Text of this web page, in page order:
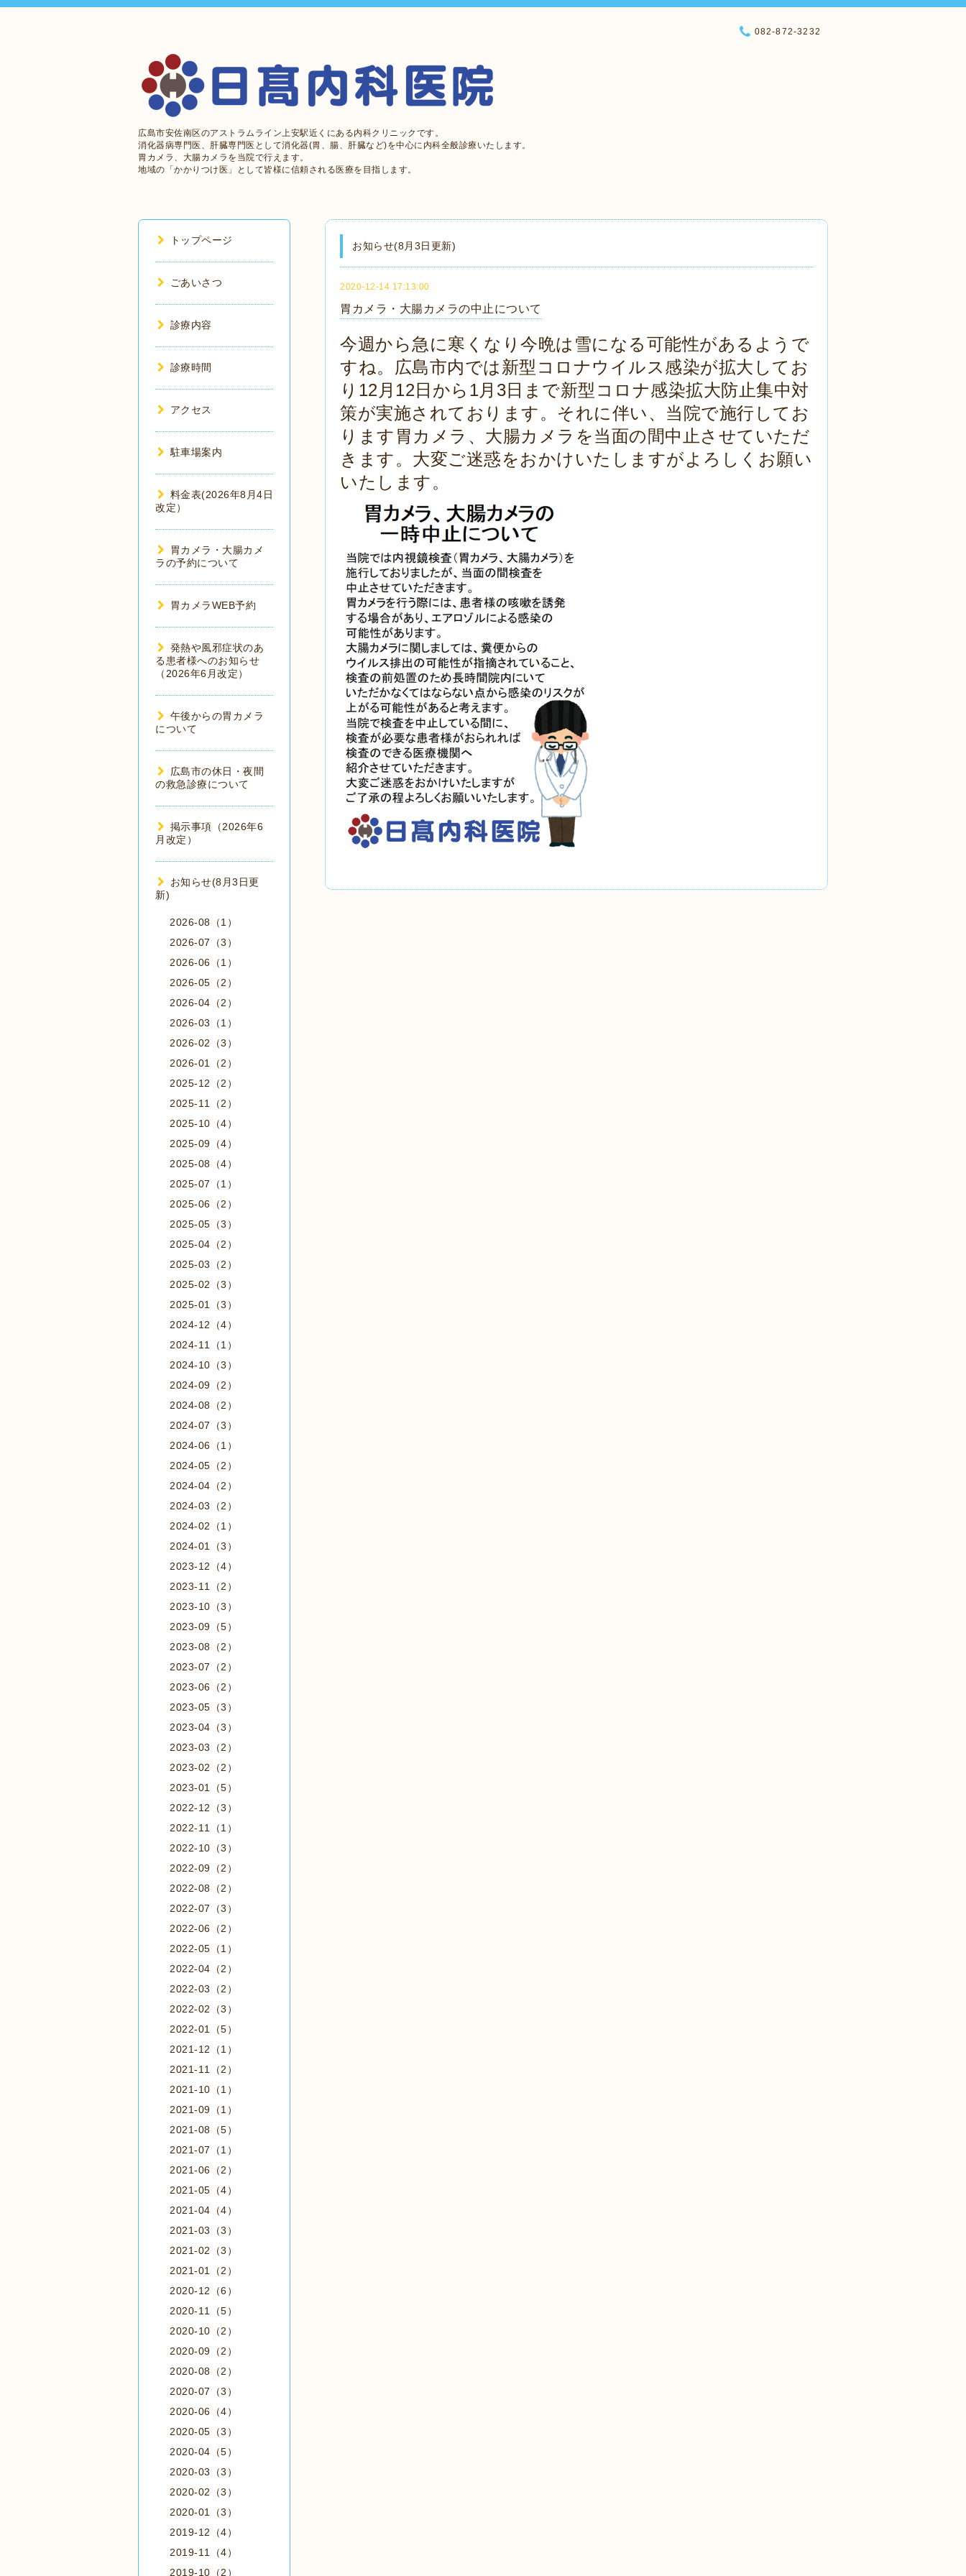
広島市安佐南区のアストラムライン上安駅近くにある内科クリニックです。
消化器病専門医、肝臓専門医として消化器(胃、腸、肝臓など)を中心に内科全般診療いたします。
胃カメラ、大腸カメラを当院で行えます。
地域の「かかりつけ医」として皆様に信頼される医療を目指します。
082-872-3232
お知らせ(8月3日更新)
2020-12-14 17:13:00
胃カメラ・大腸カメラの中止について
今週から急に寒くなり今晩は雪になる可能性があるようで
すね。広島市内では新型コロナウイルス感染が拡大してお
り12月12日から1月3日まで新型コロナ感染拡大防止集中対
策が実施されております。それに伴い、当院で施行してお
ります胃カメラ、大腸カメラを当面の間中止させていただ
きます。大変ご迷惑をおかけいたしますがよろしくお願い
いたします。
トップページ
ごあいさつ
診療内容
診療時間
アクセス
駐車場案内
料金表(2026年8月4日
改定）
胃カメラ・大腸カメ
ラの予約について
胃カメラWEB予約
発熱や風邪症状のあ
る患者様へのお知らせ
（2026年6月改定）
午後からの胃カメラ
について
広島市の休日・夜間
の救急診療について
掲示事項（2026年6
月改定）
お知らせ(8月3日更
新)
2026-08（1）
2026-07（3）
2026-06（1）
2026-05（2）
2026-04（2）
2026-03（1）
2026-02（3）
2026-01（2）
2025-12（2）
2025-11（2）
2025-10（4）
2025-09（4）
2025-08（4）
2025-07（1）
2025-06（2）
2025-05（3）
2025-04（2）
2025-03（2）
2025-02（3）
2025-01（3）
2024-12（4）
2024-11（1）
2024-10（3）
2024-09（2）
2024-08（2）
2024-07（3）
2024-06（1）
2024-05（2）
2024-04（2）
2024-03（2）
2024-02（1）
2024-01（3）
2023-12（4）
2023-11（2）
2023-10（3）
2023-09（5）
2023-08（2）
2023-07（2）
2023-06（2）
2023-05（3）
2023-04（3）
2023-03（2）
2023-02（2）
2023-01（5）
2022-12（3）
2022-11（1）
2022-10（3）
2022-09（2）
2022-08（2）
2022-07（3）
2022-06（2）
2022-05（1）
2022-04（2）
2022-03（2）
2022-02（3）
2022-01（5）
2021-12（1）
2021-11（2）
2021-10（1）
2021-09（1）
2021-08（5）
2021-07（1）
2021-06（2）
2021-05（4）
2021-04（4）
2021-03（3）
2021-02（3）
2021-01（2）
2020-12（6）
2020-11（5）
2020-10（2）
2020-09（2）
2020-08（2）
2020-07（3）
2020-06（4）
2020-05（3）
2020-04（5）
2020-03（3）
2020-02（3）
2020-01（3）
2019-12（4）
2019-11（4）
2019-10（2）